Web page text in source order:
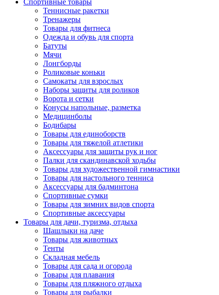
Спортивные товары
Теннисные ракетки
Тренажеры
Товары для фитнеса
Одежда и обувь для спорта
Батуты
Мячи
Лонгборды
Роликовые коньки
Самокаты для взрослых
Наборы защиты для роликов
Ворота и сетки
Конусы напольные, разметка
Медицинболы
Бодибары
Товары для единоборств
Товары для тяжелой атлетики
Аксессуары для защиты рук и ног
Палки для скандинавской ходьбы
Товары для художественной гимнастики
Товары для настольного тенниса
Аксессуары для бадминтона
Спортивные сумки
Товары для зимних видов спорта
Спортивные аксессуары
Товары для дачи, туризма, отдыха
Шашлыки на даче
Товары для животных
Тенты
Складная мебель
Товары для сада и огорода
Товары для плавания
Товары для пляжного отдыха
Товары для рыбалки